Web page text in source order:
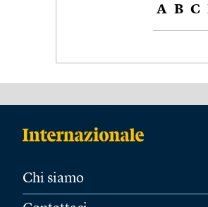
A B C
Chi siamo